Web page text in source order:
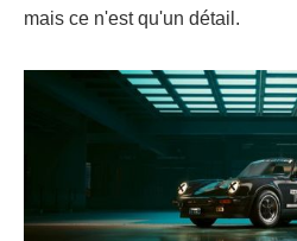
mais ce n'est qu'un détail.